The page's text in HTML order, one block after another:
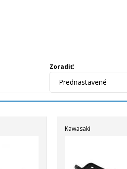
Zoradiť:
Prednastavené
Kawasaki